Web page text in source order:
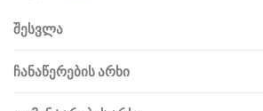
შესვლა
ჩანაწერების არხი